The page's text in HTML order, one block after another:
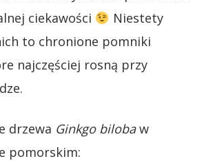
ciekawości
Niestety
to chronione pomniki
najczęściej rosną przy
drzewa Ginkgo bilobaw
pomorskim: